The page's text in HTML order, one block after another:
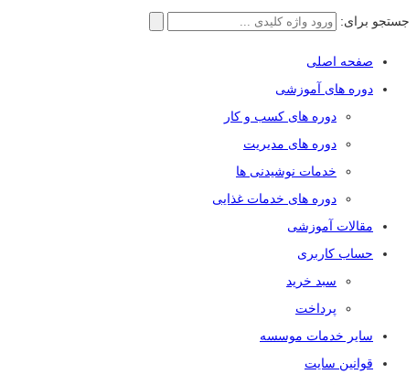
جستجو برای:
صفحه اصلی
دوره های آموزشی
دوره های کسب و کار
دوره های مدیریت
خدمات نوشیدنی ها
دوره های خدمات غذایی
مقالات آموزشی
حساب کاربری
سبد خرید
پرداخت
سایر خدمات موسسه
قوانین سایت